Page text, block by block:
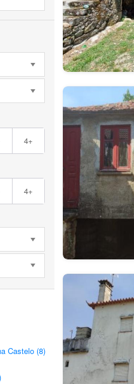
4+
4+
Castelo (8)